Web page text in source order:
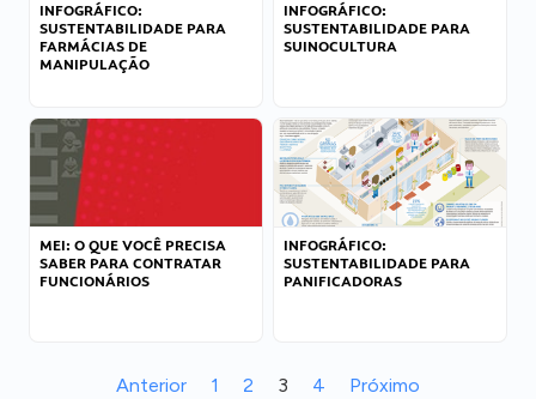
INFOGRÁFICO:
SUSTENTABILIDADE PARA
FARMÁCIAS DE
MANIPULAÇÃO
INFOGRÁFICO:
SUSTENTABILIDADE PARA
SUINOCULTURA
MEI: O QUE VOCÊ PRECISA
SABER PARA CONTRATAR
FUNCIONÁRIOS
INFOGRÁFICO:
SUSTENTABILIDADE PARA
PANIFICADORAS
Anterior 1 2 3 4 Próximo